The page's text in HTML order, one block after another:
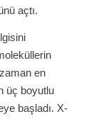
açtı.
en
üç boyutlu
başladı. X-